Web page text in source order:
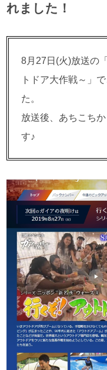
れました！
8月27日(火)放送の
トドア大作戦～」
た。
放送後、あちこち
す♪